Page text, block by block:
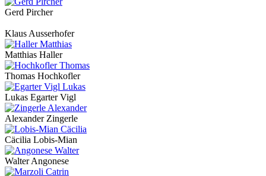
Gerd Pircher
Klaus Ausserhofer
Matthias Haller
Thomas Hochkofler
Lukas Egarter Vigl
Alexander Zingerle
Cäcilia Lobis-Mian
Walter Angonese